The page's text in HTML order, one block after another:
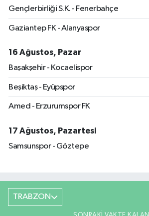
Gençlerbirliği S.K. - Fenerbahçe
Gaziantep FK - Alanyaspor
16 Ağustos, Pazar
Başakşehir - Kocaelispor
Beşiktaş - Eyüpspor
Amed - Erzurumspor FK
17 Ağustos, Pazartesi
Samsunspor - Göztepe
TRABZON